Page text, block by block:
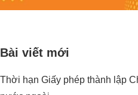
Bài viết mới
Thời hạn Giấy phép thành lập